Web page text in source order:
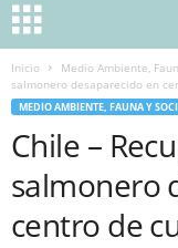
Inicio Medio Ambiente,
salmonero desaparecido en
MEDIO AMBIENTE, FAUNA Y
Chile –
salmonero
centro de